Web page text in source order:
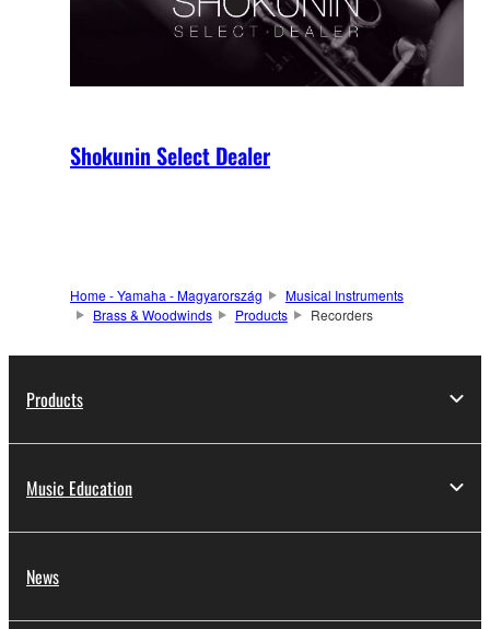
Shokunin Select Dealer
Home - Yamaha - Magyarország
Musical Instruments
Brass & Woodwinds
Products Recorders
Products
Music Education
News